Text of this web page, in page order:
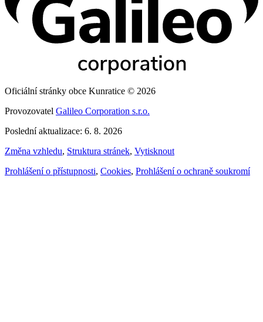
Oficiální stránky obce Kunratice © 2026
Provozovatel Galileo Corporation s.r.o.
Poslední aktualizace: 6. 8. 2026
Změna vzhledu, Struktura stránek, Vytisknout
Prohlášení o přístupnosti, Cookies, Prohlášení o ochraně soukromí